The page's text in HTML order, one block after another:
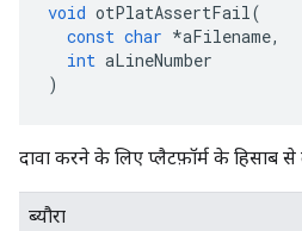
void otPlatAssertFail(
const char *aFilename,
int aLineNumber
)
दावा करने के लिए प्लैटफ़ॉर्म के हिसाब
ब्यौरा